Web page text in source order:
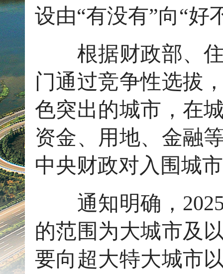
设由“有没有”向“好
根据财政部、住
门通过竞争性选拔
色突出的城市，在
资金、用地、金融
中央财政对入围城
通知明确，2025
的范围为大城市及
要向超大特大城市